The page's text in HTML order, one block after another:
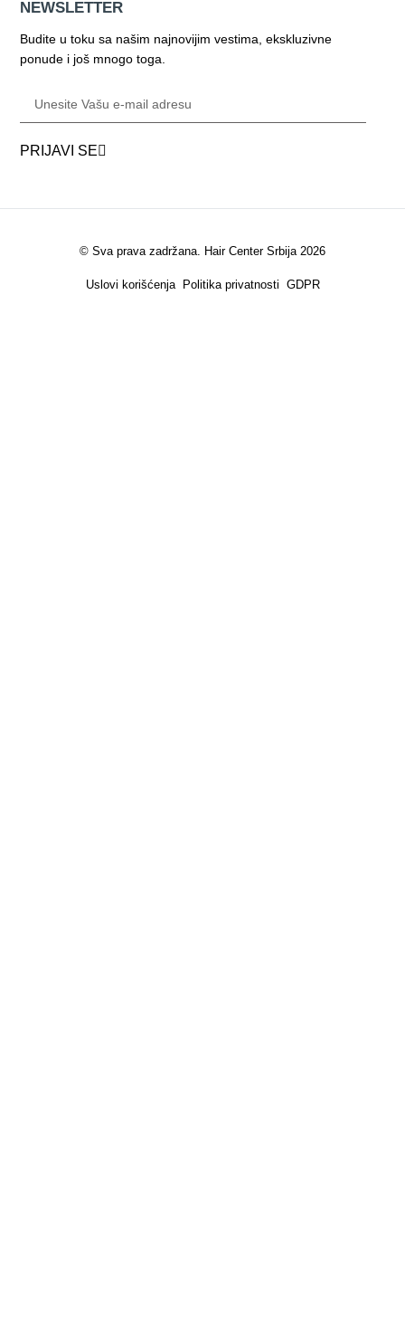
NEWSLETTER
Budite u toku sa našim najnovijim vestima, ekskluzivne
ponude i još mnogo toga.
PRIJAVI SE
© Sva prava zadržana. Hair Center Srbija 2026
Uslovi korišćenja Politika privatnosti GDPR